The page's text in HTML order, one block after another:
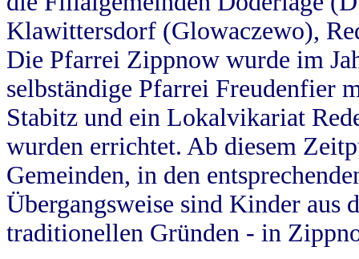
Klawittersdorf (Glowaczewo),
Die Pfarrei Zippnow wurde im
selbständige Pfarrei Freudenfier
Stabitz und ein Lokalvikariat
wurden errichtet. Ab diesem
Gemeinden, in den
Übergangsweise sind Kinder aus
traditionellen Gründen - in